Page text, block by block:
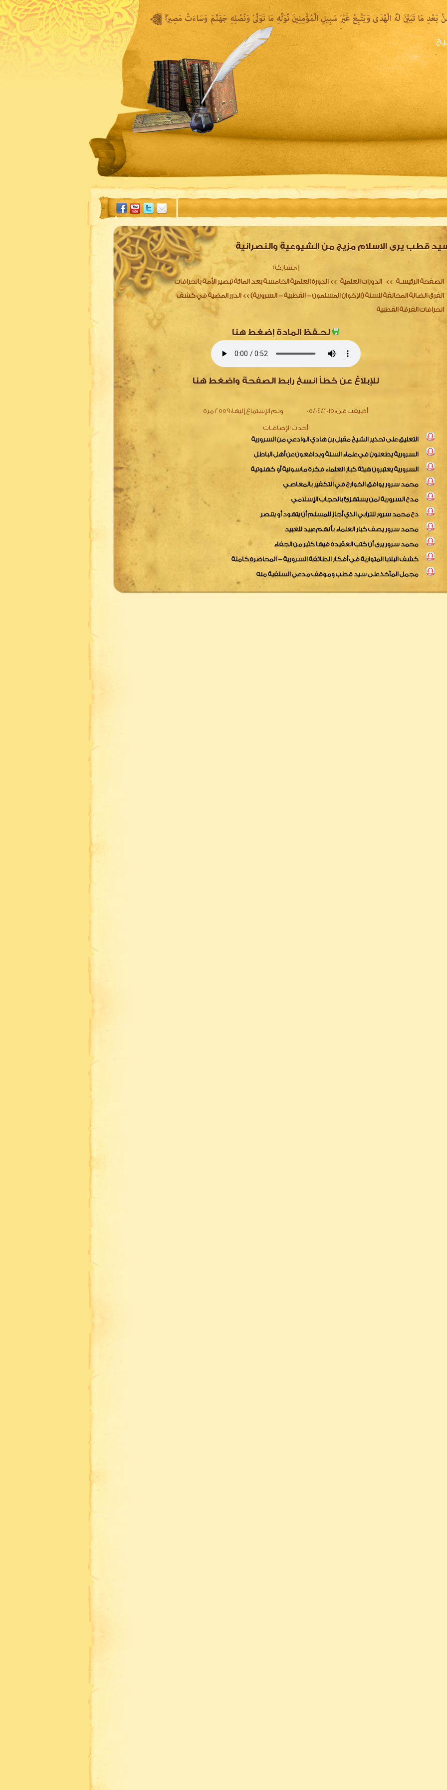
الشيخ المكتبة المقروءة المكتبة الصوتية المكتبة المرئية
قطب يرى الإسلام مزيج من الشيوعية والنصرانية
مشاركة
الصفحة الرئيسـة >> الدورات العلمية >> الدورة العلمية الخامسة بعد المائة تبصير الأمة بانحرافات
الفرق الضالة المخالفة للسنة (الإخوان المسلمون - القطبية - السرورية)>> الدرر المضية في كشف
انحرافات الفرقة القطبية
لحـفظ المادة إضغط هنا
للإبلاغ عن خطأ انسخ رابط الصفحة واضغط هنا
أضيفت في: 05/04/2015 وتم الإستماع إليها:2559 مرة
أحدث الإضافـات
التعليق على تحذير الشيخ مقبل بن هادي الوادعي من السرورية
السرورية يطعنون في علماء السنة ويدافعون عن أهل الباطل
السرورية يعتبرون هيئة كبار العلماء فكرة ماسونية أو كهنوتية
محمد سرور يوافق الخوارج في التكفير بالمعاصي
مدح السرورية لمن يستهزئ بالحجاب الإسلامي
دح محمد سرور للترابي الذي أجاز للمسلم أن يتهود أو يتنصر
محمد سرور يصف كبار العلماء بأنهم عبيد للعبيد
محمد سرور يرى أن كتب العقيدة فيها كثير من الجفاء
كشف البلايا المتوارية في أفكار الطائفة السرورية - المحاضرة كاملة
مجمل المآخذ على سيد قطب وموقف مدعي السلفية منه